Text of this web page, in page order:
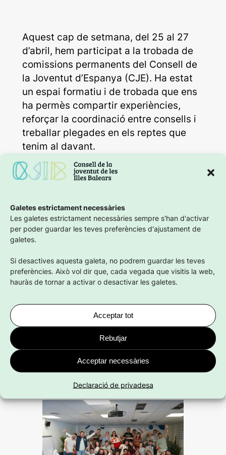
Galetes estrictament necessàries
Les galetes estrictament necessàries sempre s'han d'activar
per poder guardar les teves preferències d'ajustament de
galetes.
Si desactives aquesta galeta, no podrem guardar les teves
preferències. Això vol dir que, cada vegada que visitis la web,
hauràs de tornar a activar o desactivar les galetes.
Acceptar tot
Rebutjar
Acceptar necessàries
Declaració de privadesa
Aquest cap de setmana, del 25 al 27
d’abril, hem participat a la trobada de
comissions permanents del Consell de
la Joventut d’Espanya (CJE). Ha estat
un espai formatiu i de trobada que ens
ha permès compartir experiències,
reforçar la coordinació entre consells i
treballar plegades en els reptes que
tenim al davant.
Durant aquests dies, hem pogut
intercanviar bones pràctiques,
comuns i establir sinergies per avançar
cap a una acció juvenil més coordinada
i efectiva arreu de l’Estat. Ens enduem
forta que ens ajudarà a seguir
defensant els drets i les necessitats de
Des del CJIB continuarem treballant per
traslladar tot aquest aprenentatge a la
nostra tasca diària a les Illes Balears,
amb l’objectiu de construir un
moviment juvenil més unit i
transformador.